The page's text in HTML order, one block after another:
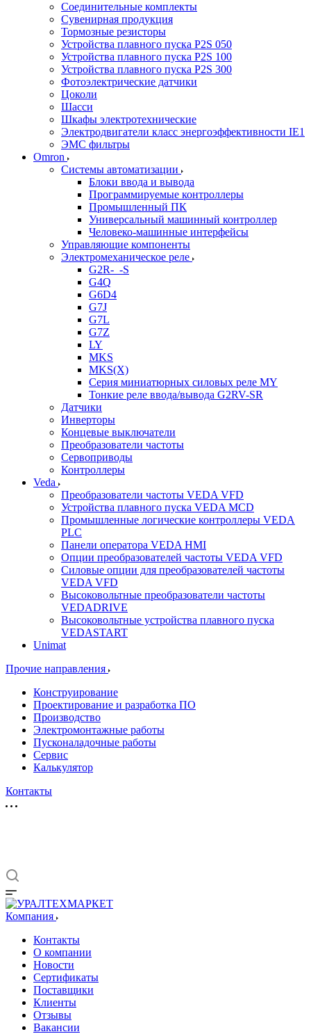
Соединительные комплекты
Сувенирная продукция
Тормозные резисторы
Устройства плавного пуска P2S 050
Устройства плавного пуска P2S 100
Устройства плавного пуска P2S 300
Фотоэлектрические датчики
Цоколи
Шасси
Шкафы электротехнические
Электродвигатели класс энергоэффективности IE1
ЭМС фильтры
Omron
Системы автоматизации
Блоки ввода и вывода
Программируемые контроллеры
Промышленный ПК
Универсальный машинный контроллер
Человеко-машинные интерфейсы
Управляющие компоненты
Электромеханическое реле
G2R-_-S
G4Q
G6D4
G7J
G7L
G7Z
LY
MKS
MKS(X)
Серия миниатюрных силовых реле MY
Тонкие реле ввода/вывода G2RV-SR
Датчики
Инверторы
Концевые выключатели
Преобразователи частоты
Сервоприводы
Контроллеры
Veda
Преобразователи частоты VEDA VFD
Устройства плавного пуска VEDA MCD
Промышленные логические контроллеры VEDA
PLC
Панели оператора VEDA HMI
Опции преобразователей частоты VEDA VFD
Силовые опции для преобразователей частоты
VEDA VFD
Высоковольтные преобразователи частоты
VEDADRIVE
Высоковольтные устройства плавного пуска
VEDASTART
Unimat
Прочие направления
Конструирование
Проектирование и разработка ПО
Производство
Электромонтажные работы
Пусконаладочные работы
Сервис
Калькулятор
Контакты
Компания
Контакты
О компании
Новости
Сертификаты
Поставщики
Клиенты
Отзывы
Вакансии